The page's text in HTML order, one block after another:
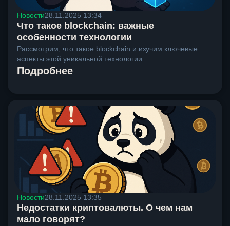
Новости28.11.2025 13:34
Что такое blockchain: важные
особенности технологии
Рассмотрим, что такое blockchain и изучим ключевые
аспекты этой уникальной технологии
Подробнее
Новости28.11.2025 13:35
Недостатки криптовалюты. О чем нам
мало говорят?